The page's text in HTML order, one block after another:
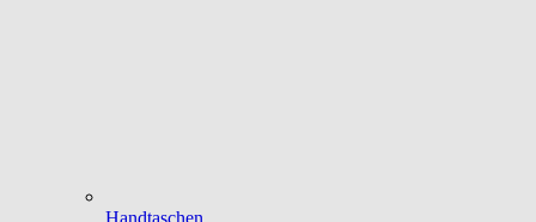
Handtaschen